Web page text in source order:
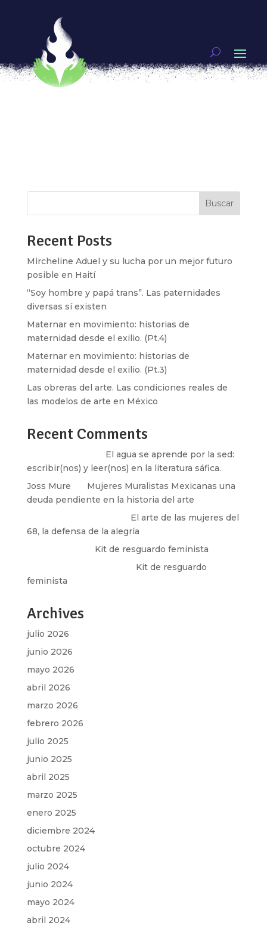
Conceptos de salud que debes conocer
porKaren Santiago
MI CUERPO
ES MÍO
Formas de entender y vivir la salud hay muchas.
Buscar
Recent Posts
Mircheline Aduel y su lucha por un mejor futuro
posible en Haití
“Soy hombre y papá trans”. Las paternidades
diversas sí existen
Maternar en movimiento: historias de
maternidad desde el exilio. (Pt.4)
Maternar en movimiento: historias de
maternidad desde el exilio. (Pt.3)
Las obreras del arte. Las condiciones reales de
las modelos de arte en México
Recent Comments
El agua se aprende por la sed:
escribir(nos) y leer(nos) en la literatura sáfica.
Joss Mure
Mujeres Muralistas Mexicanas una
deuda pendiente en la historia del arte
El arte de las mujeres del
68, la defensa de la alegría
Kit de resguardo feminista
Kit de resguardo
feminista
Archives
julio 2026
junio 2026
mayo 2026
abril 2026
marzo 2026
febrero 2026
julio 2025
junio 2025
abril 2025
marzo 2025
enero 2025
diciembre 2024
octubre 2024
julio 2024
junio 2024
mayo 2024
abril 2024